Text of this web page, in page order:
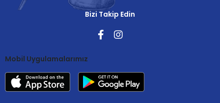
Bizi Takip Edin
Mobil Uygulamalarımız